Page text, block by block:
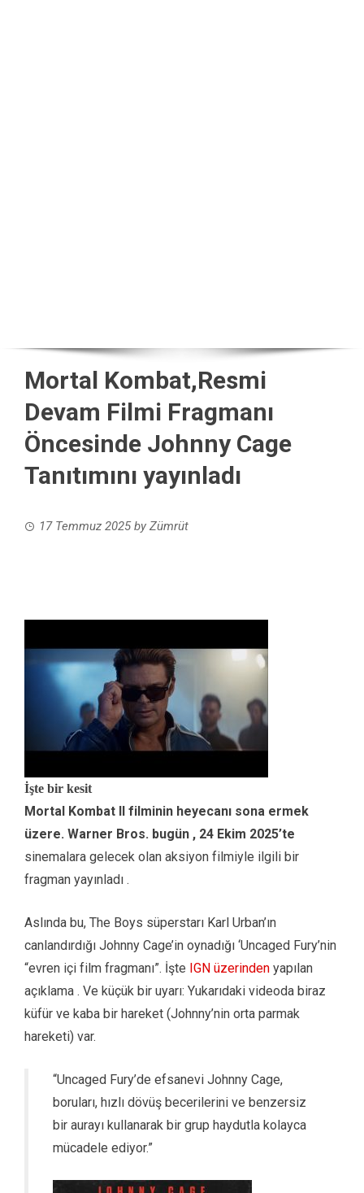
Mortal Kombat,Resmi
Devam Filmi Fragmanı
Öncesinde Johnny Cage
Tanıtımını yayınladı
17 Temmuz 2025by Zümrüt
İşte bir kesit
Mortal Kombat II filminin heyecanı sona ermek
üzere. Warner Bros. bugün , 24 Ekim 2025’te
sinemalara gelecek olan aksiyon filmiyle ilgili bir
fragman yayınladı .
Aslında bu, The Boys süperstarı Karl Urban’ın
canlandırdığı Johnny Cage’in oynadığı ‘Uncaged Fury’nin
“evren içi film fragmanı”. İşte IGN üzerinden yapılan
açıklama . Ve küçük bir uyarı: Yukarıdaki videoda biraz
küfür ve kaba bir hareket (Johnny’nin orta parmak
hareketi) var.
“Uncaged Fury’de efsanevi Johnny Cage,
boruları, hızlı dövüş becerilerini ve benzersiz
bir aurayı kullanarak bir grup haydutla kolayca
mücadele ediyor.”